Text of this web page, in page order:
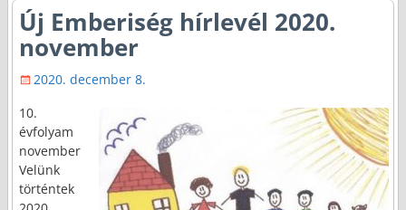
Új Emberiség hírlevél 2020.
november
2020. december 8.
10.
évfolyam
november
Velünk
történtek